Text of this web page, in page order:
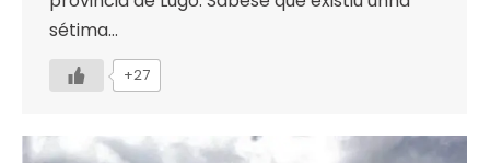
sétima…
+27